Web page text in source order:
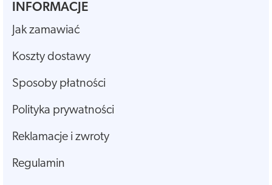
INFORMACJE
Jak zamawiać
Koszty dostawy
Sposoby płatności
Polityka prywatności
Reklamacje i zwroty
Regulamin